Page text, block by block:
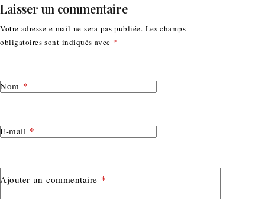
Laisser un commentaire
Votre adresse e-mail ne sera pas publiée. Les champs
obligatoires sont indiqués avec *
Nom *
E-mail *
Ajouter un commentaire *